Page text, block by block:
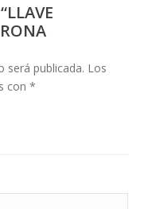
será publicada. Los
con *